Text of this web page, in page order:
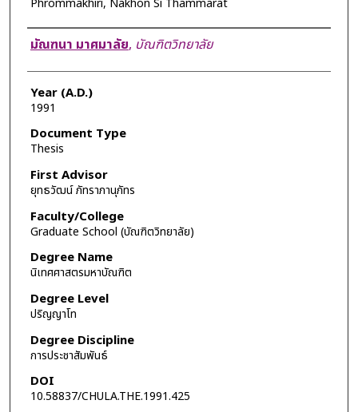
Phrommakhiri, Nakhon Si Thammarat
Author
มัณฑนา มาศมาลัย, บัณฑิตวิทยาลัย
Year (A.D.)
1991
Document Type
Thesis
First Advisor
ยุทธวัฒน์ ภัทราภานุภัทร
Faculty/College
Graduate School (บัณฑิตวิทยาลัย)
Degree Name
นิเทศศาสตรมหาบัณฑิต
Degree Level
ปริญญาโท
Degree Discipline
การประชาสัมพันธ์
DOI
10.58837/CHULA.THE.1991.425